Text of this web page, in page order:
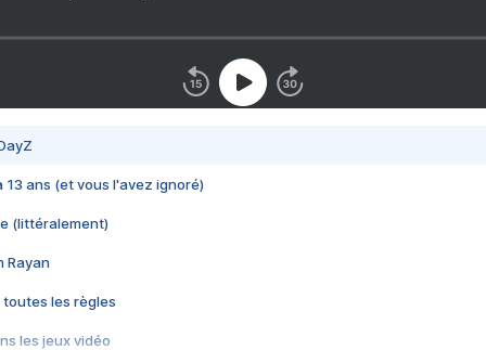
13 ans (et vous l'avez ignoré)
(littéralement)
Rayan
toutes les règles
les jeux vidéo